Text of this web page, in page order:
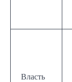
Власть